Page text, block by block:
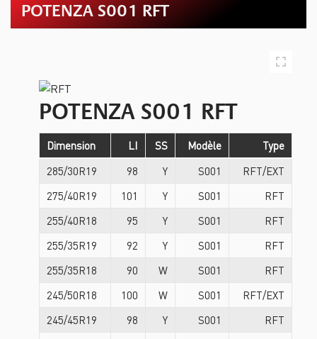
POTENZA S001 RFT
POTENZA S001 RFT
Dimension LI SS Modèle
Type
285/30R19
98 Y S001
RFT/EXT
275/40R19
101 Y S001
RFT
255/40R18
95 Y S001
RFT
255/35R19
92 Y S001
RFT
255/35R18
90 W S001
RFT
245/50R18
100 W S001
RFT/EXT
245/45R19
98 Y S001
RFT